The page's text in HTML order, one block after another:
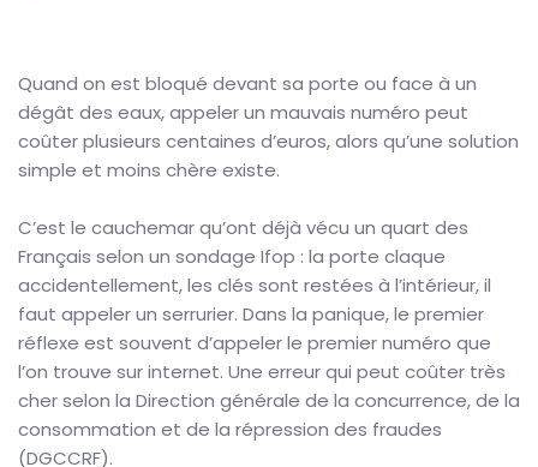
Quand on est bloqué devant sa porte ou face à un
dégât des eaux, appeler un mauvais numéro peut
coûter plusieurs centaines d’euros, alors qu’une solution
simple et moins chère existe.
C’est le cauchemar qu’ont déjà vécu un quart des
Français selon un sondage Ifop : la porte claque
accidentellement, les clés sont restées à l’intérieur, il
faut appeler un serrurier. Dans la panique, le premier
réflexe est souvent d’appeler le premier numéro que
l’on trouve sur internet. Une erreur qui peut coûter très
cher selon la Direction générale de la concurrence, de la
consommation et de la répression des fraudes
(DGCCRF).